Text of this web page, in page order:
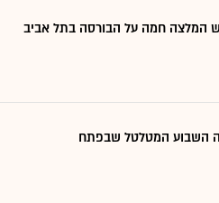
המלצה חמה על הבורסה בתל אביב
השבוע המטלטל שבפתח